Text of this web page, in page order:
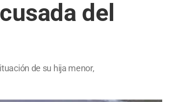
del
de su hija menor,